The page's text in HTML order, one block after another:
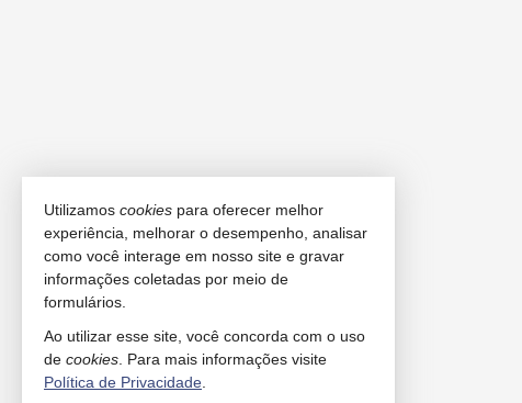
Utilizamos cookies para oferecer melhor
experiência, melhorar o desempenho, analisar
como você interage em nosso site e gravar
informações coletadas por meio de
formulários.
Ao utilizar esse site, você concorda com o uso
de cookies . Para mais informações visite
Política de Privacidade